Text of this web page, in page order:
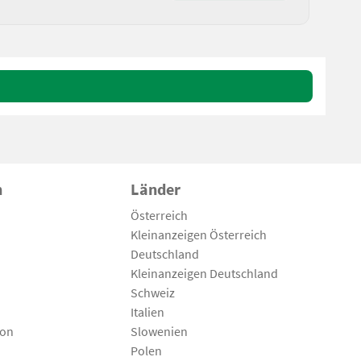
Länder
Österreich
Kleinanzeigen Österreich
Deutschland
Kleinanzeigen Deutschland
Schweiz
Italien
Slowenien
Polen